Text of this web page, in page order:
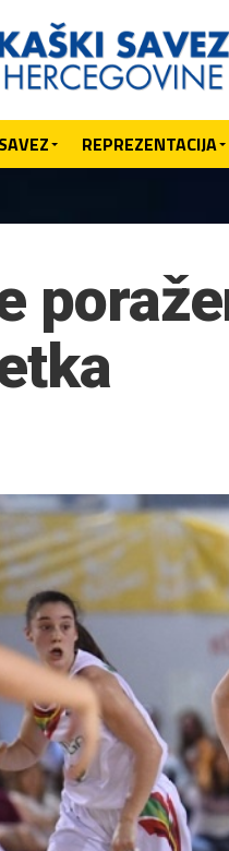
SAVEZ REPREZENTACIJA